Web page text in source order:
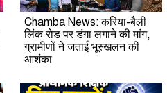
Chamba News: करिया-बैली
लिंक रोड पर डंगा लगाने की मांग,
ग्रामीणों ने जताई भूस्खलन की
आशंका